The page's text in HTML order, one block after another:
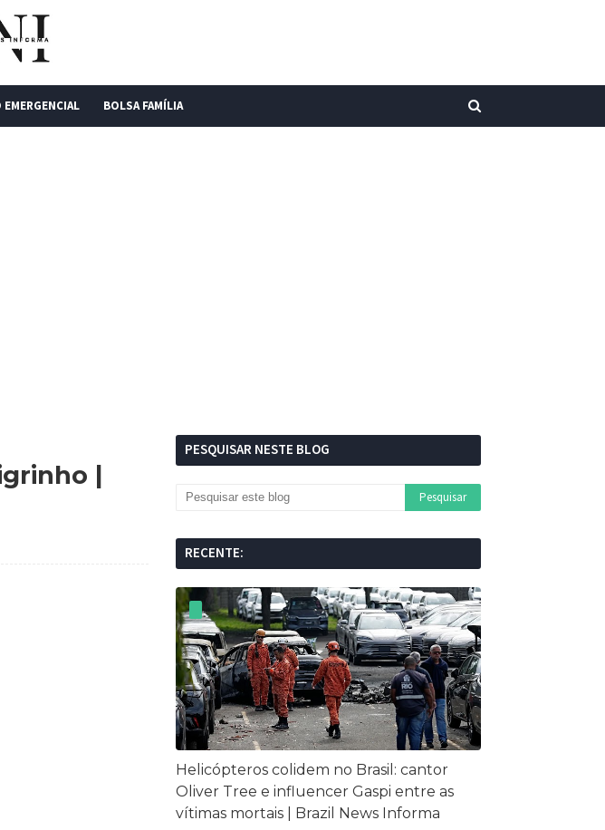
BOLSA FAMÍLIA
|
PESQUISAR NESTE BLOG
RECENTE:
Helicópteros colidem no Brasil: cantor
Oliver Tree e influencer Gaspi entre as
vítimas mortais | Brazil News Informa